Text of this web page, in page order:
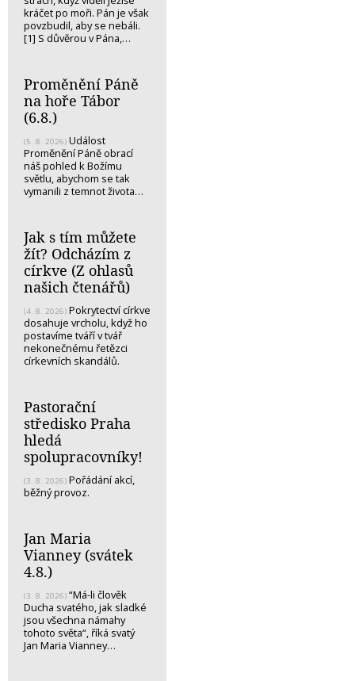
kráčet po moři. Pán je však
povzbudil, aby se nebáli.
[1] S důvěrou v Pána,…
Proměnění Páně
na hoře Tábor
(6.8.)
(5. 8. 2026) Událost
Proměnění Páně obrací
náš pohled k Božímu
světlu, abychom se tak
vymanili z temnot života…
Jak s tím můžete
žít? Odcházím z
církve (Z ohlasů
našich čtenářů)
(4. 8. 2026) Pokrytectví církve
dosahuje vrcholu, když ho
postavíme tváří v tvář
nekonečnému řetězci
církevních skandálů.
Pastorační
středisko Praha
hledá
spolupracovníky!
(3. 8. 2026) Pořádání akcí,
běžný provoz.
Jan Maria
Vianney (svátek
4.8.)
(3. 8. 2026) “Má-li člověk
Ducha svatého, jak sladké
jsou všechna námahy
tohoto světa“, říká svatý
Jan Maria Vianney…